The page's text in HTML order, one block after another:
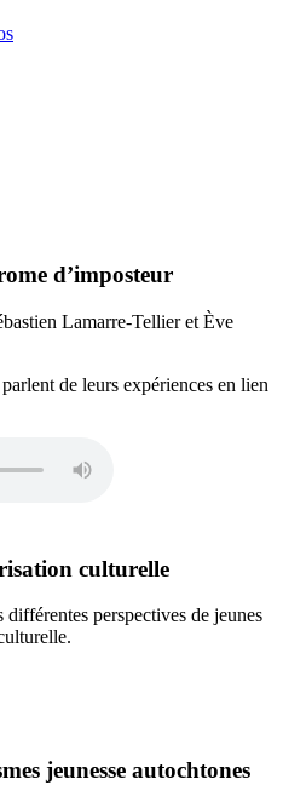
d’imposteur
Lamarre-Tellier et Ève
de leurs expériences en lien
culturelle
perspectives de jeunes
jeunesse autochtones